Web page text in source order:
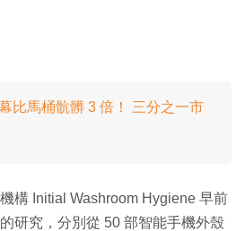
比馬桶骯髒 3 倍！ 三分之一市
構 Initial Washroom Hygiene 早前
研究，分別從 50 部智能手機外殼